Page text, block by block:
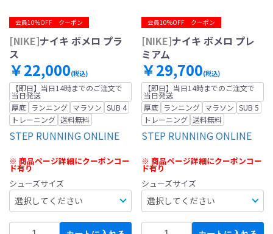
会員10%OFF クーポン
[NIKE]ナイキ ボメロ プラ
ス
￥22,000(税込)
【即日】当日14時までのご注文で
当日発送
厚底 ランニング マラソン SUB 4
トレーニング 送料無料
STEP RUNNING ONLINE
※ 商品ページ詳細にクーポンコー
ド有り
シューズサイズ
会員10%OFF クーポン
[NIKE]ナイキ ボメロ プレ
ミアム
￥29,700(税込)
【即日】当日14時までのご注文で
当日発送
厚底 ランニング マラソン SUB 5
トレーニング 送料無料
STEP RUNNING ONLINE
※ 商品ページ詳細にクーポンコー
ド有り
シューズサイズ